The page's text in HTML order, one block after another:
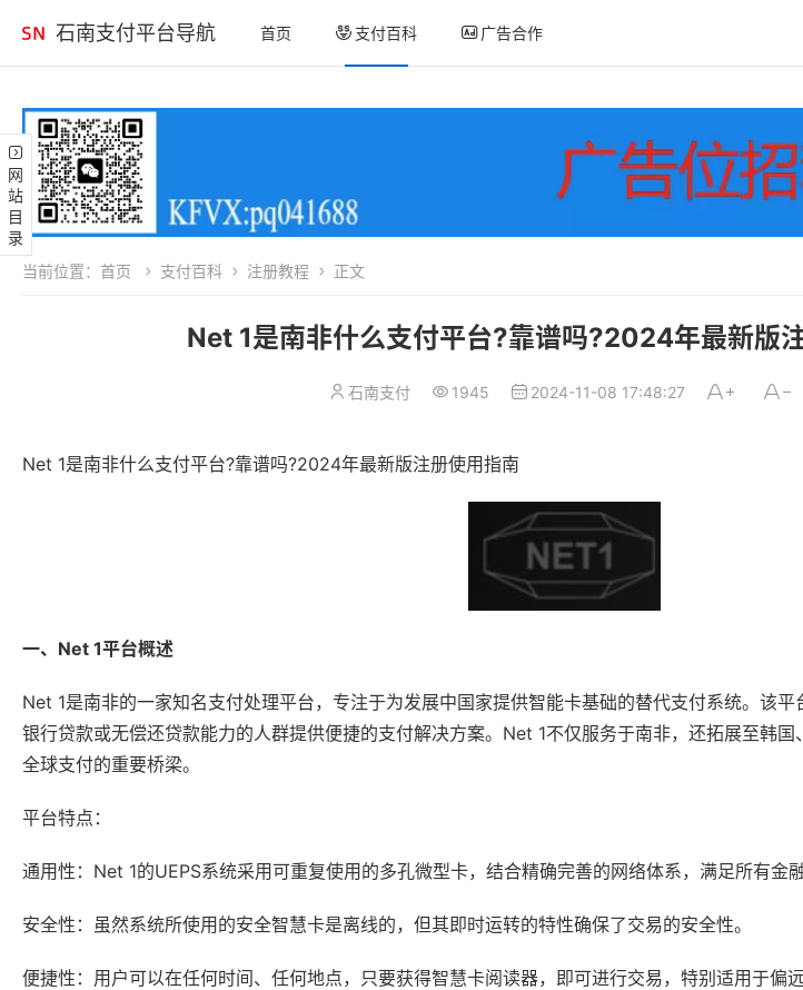
石南支付平台导航 首页 支付百科 广告合作
网站目录
当前位置： 首页 支付百科 注册教程 正文
Net 1是南非什么支付平台?靠谱吗?2024年最新版
石南支付 1945 2024-11-08 17:48:27
Net 1是南非什么支付平台?靠谱吗?2024年最新版注册使用指南
一、Net 1平台概述
Net 1是南非的一家知名支付处理平台，专注于为发展中国家提供智能卡基础的替代支付系统。该
银行贷款或无偿还贷款能力的人群提供便捷的支付解决方案。Net 1不仅服务于南非，还拓展至韩
全球支付的重要桥梁。
平台特点：
通用性：Net 1的UEPS系统采用可重复使用的多孔微型卡，结合精确完善的网络体系，满足所有金融
安全性：虽然系统所使用的安全智慧卡是离线的，但其即时运转的特性确保了交易的安全性。
便捷性：用户可以在任何时间、任何地点，只要获得智慧卡阅读器，即可进行交易，特别适用于偏远